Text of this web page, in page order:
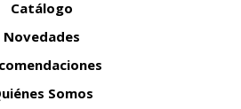
Catálogo
Novedades
Somos